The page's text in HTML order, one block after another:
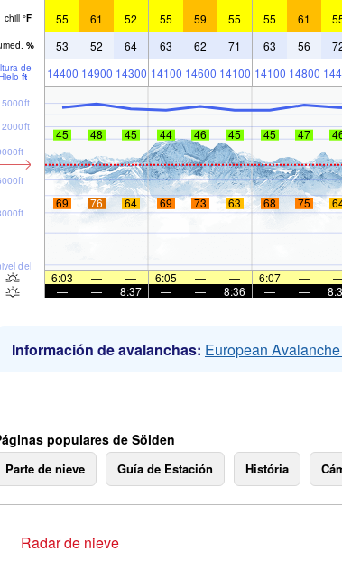
chill °F 55 61 52 55 59 55 55 61
% 53 52 64 63 62 71 63 56
de
ft 14400 14900 14300 14100 14600 14100 14100 14800
del mar
45 48 45 44 46 45 45 47
69 76 64 69 73 63 68 75
6:03 — — 6:05 — — 6:07 —
—
— 8:37 — — 8:36 — —
Información de avalanchas: European
populares de Sölden
Parte de nieve Guía de Estación História
Radar de nieve